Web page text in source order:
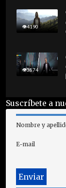
4190
3874
Suscríbete a
Nombre y
E-mail